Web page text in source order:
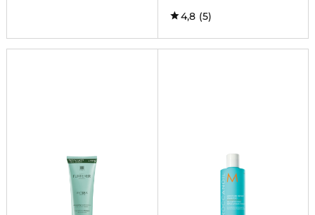
4,8 (5)